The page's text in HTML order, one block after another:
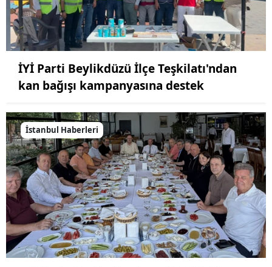
İYİ Parti Beylikdüzü İlçe Teşkilatı'ndan
kan bağışı kampanyasına destek
İstanbul Haberleri